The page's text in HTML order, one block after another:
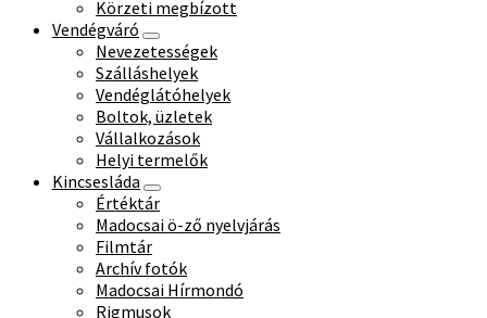
Körzeti megbízott
Vendégváró
Nevezetességek
Szálláshelyek
Vendéglátóhelyek
Boltok, üzletek
Vállalkozások
Helyi termelők
Kincsesláda
Értéktár
Madocsai ö-ző nyelvjárás
Filmtár
Archív fotók
Madocsai Hírmondó
Rigmusok